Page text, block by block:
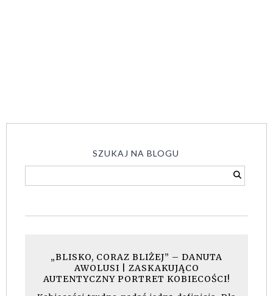
SZUKAJ NA BLOGU
„BLISKO, CORAZ BLIŻEJ” – DANUTA
AWOLUSI | ZASKAKUJĄCO
AUTENTYCZNY PORTRET KOBIECOŚCI!